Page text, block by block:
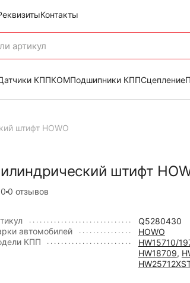
Контакты
КППКОМПодшипники КППСцепление
штифт HOWO
штифт
0 0 отзывов
Q5280430
автомобилей
HOWO
КПП
HW15710/
HW18709,